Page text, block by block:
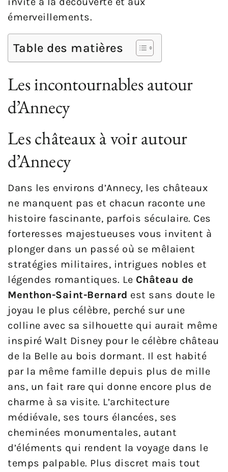
émerveillements.
Table des matières
Les incontournables autour
d’Annecy
Les châteaux à voir autour
d’Annecy
Dans les environs d’Annecy, les châteaux
ne manquent pas et chacun raconte une
histoire fascinante, parfois séculaire. Ces
forteresses majestueuses vous invitent à
plonger dans un passé où se mêlaient
stratégies militaires, intrigues nobles et
légendes romantiques. Le Château de
Menthon-Saint-Bernard est sans doute le
joyau le plus célèbre, perché sur une
colline avec sa silhouette qui aurait même
inspiré Walt Disney pour le célèbre château
de la Belle au bois dormant. Il est habité
par la même famille depuis plus de mille
ans, un fait rare qui donne encore plus de
charme à sa visite. L’architecture
médiévale, ses tours élancées, ses
cheminées monumentales, autant
d’éléments qui rendent la voyage dans le
temps palpable. Plus discret mais tout